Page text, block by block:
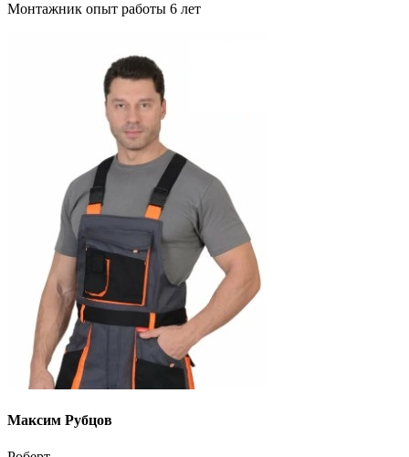
Монтажник опыт работы 6 лет
Максим Рубцов